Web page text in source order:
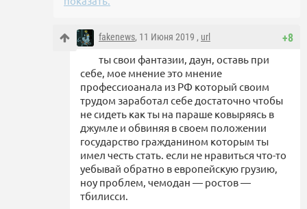
+8
fakenews, 11 Июня 2019 , url
ты свои фантазии, даун, оставь при
себе, мое мнение это мнение
профессиоанала из РФ который своим
трудом заработал себе достаточно чтобы
не сидеть как ты на параше ковыряясь в
джумле и обвиняя в своем положении
государство гражданином которым ты
имел честь стать. если не нравиться что-то
уебывай обратно в европейскую грузию,
ноу проблем, чемодан — ростов —
тбилисси.